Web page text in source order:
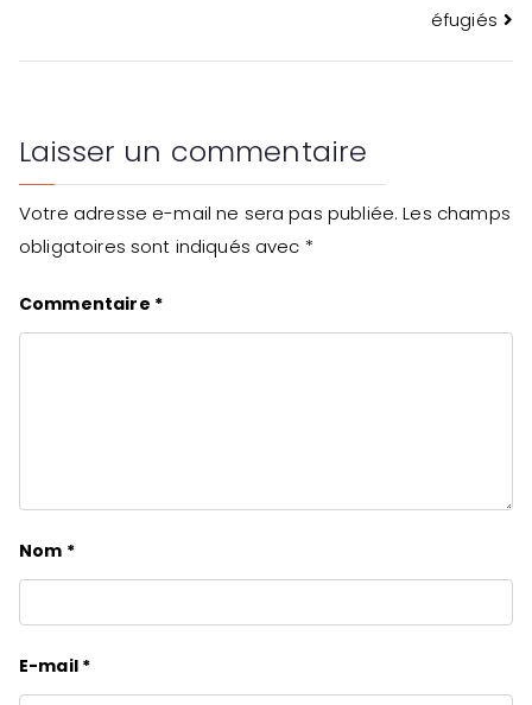
éfugiés
Laisser un commentaire
Votre adresse e-mail ne sera pas publiée. Les champs
obligatoires sont indiqués avec *
Commentaire *
Nom *
E-mail *